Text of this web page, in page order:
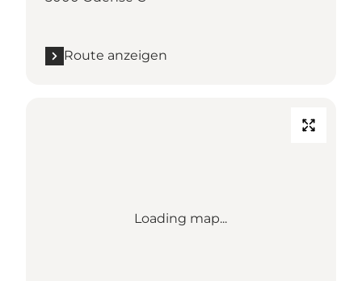
Route anzeigen
Loading map...